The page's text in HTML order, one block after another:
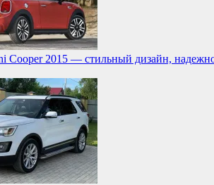
Cooper 2015 — стильный дизайн,